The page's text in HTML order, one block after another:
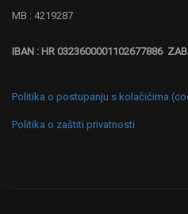
MB : 4219287
IBAN : HR 0323600001102677886
Politika o postupanju s kolačićima
Politika o zaštiti privatnosti